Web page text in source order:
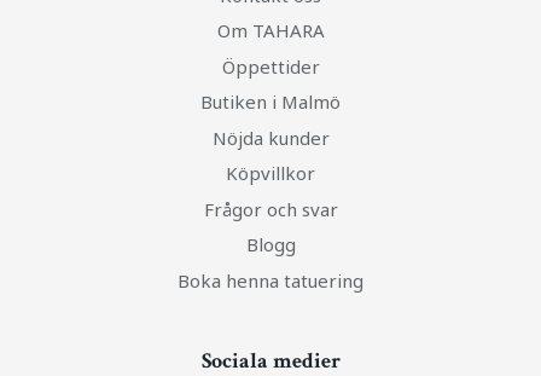
Om TAHARA
Öppettider
Butiken i Malmö
Nöjda kunder
Köpvillkor
Frågor och svar
Blogg
Boka henna tatuering
Sociala medier